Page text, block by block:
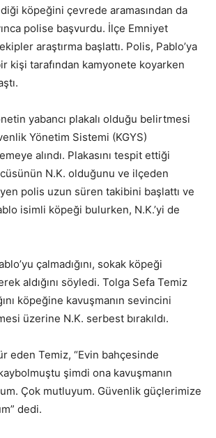
köpeğini çevrede aramasından da
polise başvurdu. İlçe Emniyet
araştırma başlattı. Polis, Pablo’ya
kişi tarafından kamyonete koyarken
yabancı plakalı olduğu belirtmesi
Yönetim Sistemi (KGYS)
alındı. Plakasını tespit ettiği
N.K. olduğunu ve ilçeden
polis uzun süren takibini başlattı ve
isimli köpeği bulurken, N.K.’yi de
çalmadığını, sokak köpeği
aldığını söyledi. Tolga Sefa Temiz
köpeğine kavuşmanın sevincini
üzerine N.K. serbest bırakıldı.
eden Temiz, “Evin bahçesinde
şimdi ona kavuşmanın
Çok mutluyum. Güvenlik güçlerimize
dedi.